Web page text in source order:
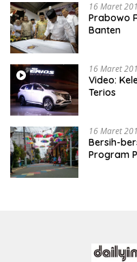
16 Maret
Prabowo
Banten
16 Maret
Video:
Terios
16 Maret
Bersih-
Program